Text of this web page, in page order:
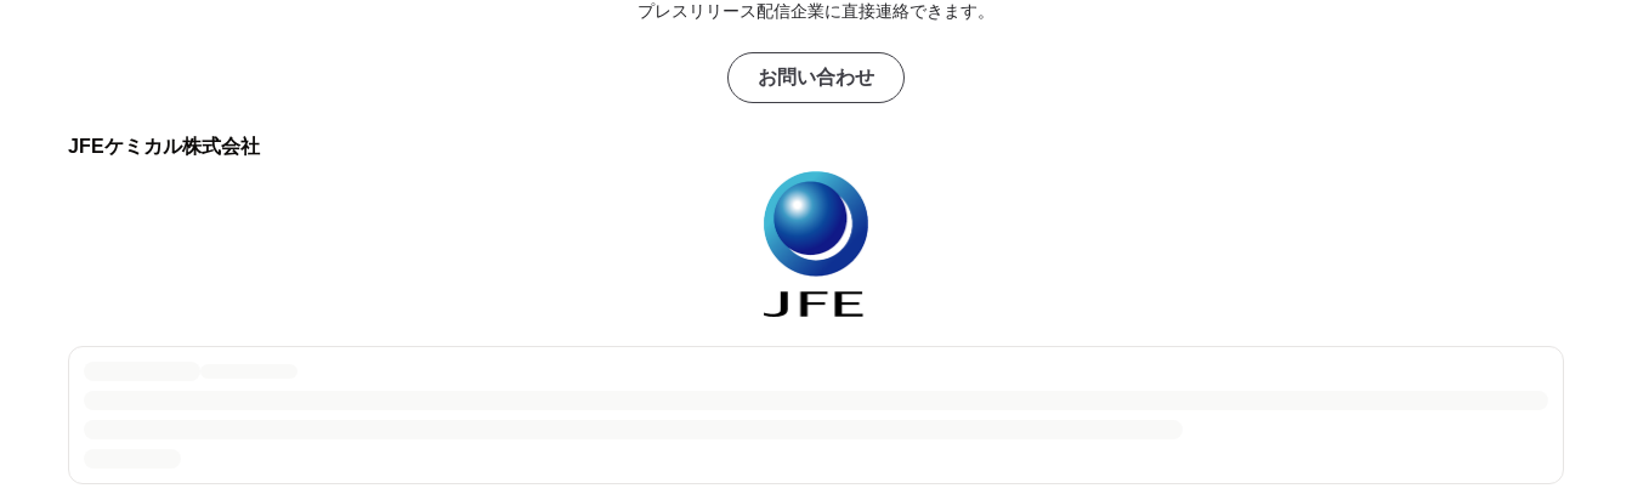
プレスリリース配信企業に直接連絡できます。
お問い合わせ
JFEケミカル株式会社